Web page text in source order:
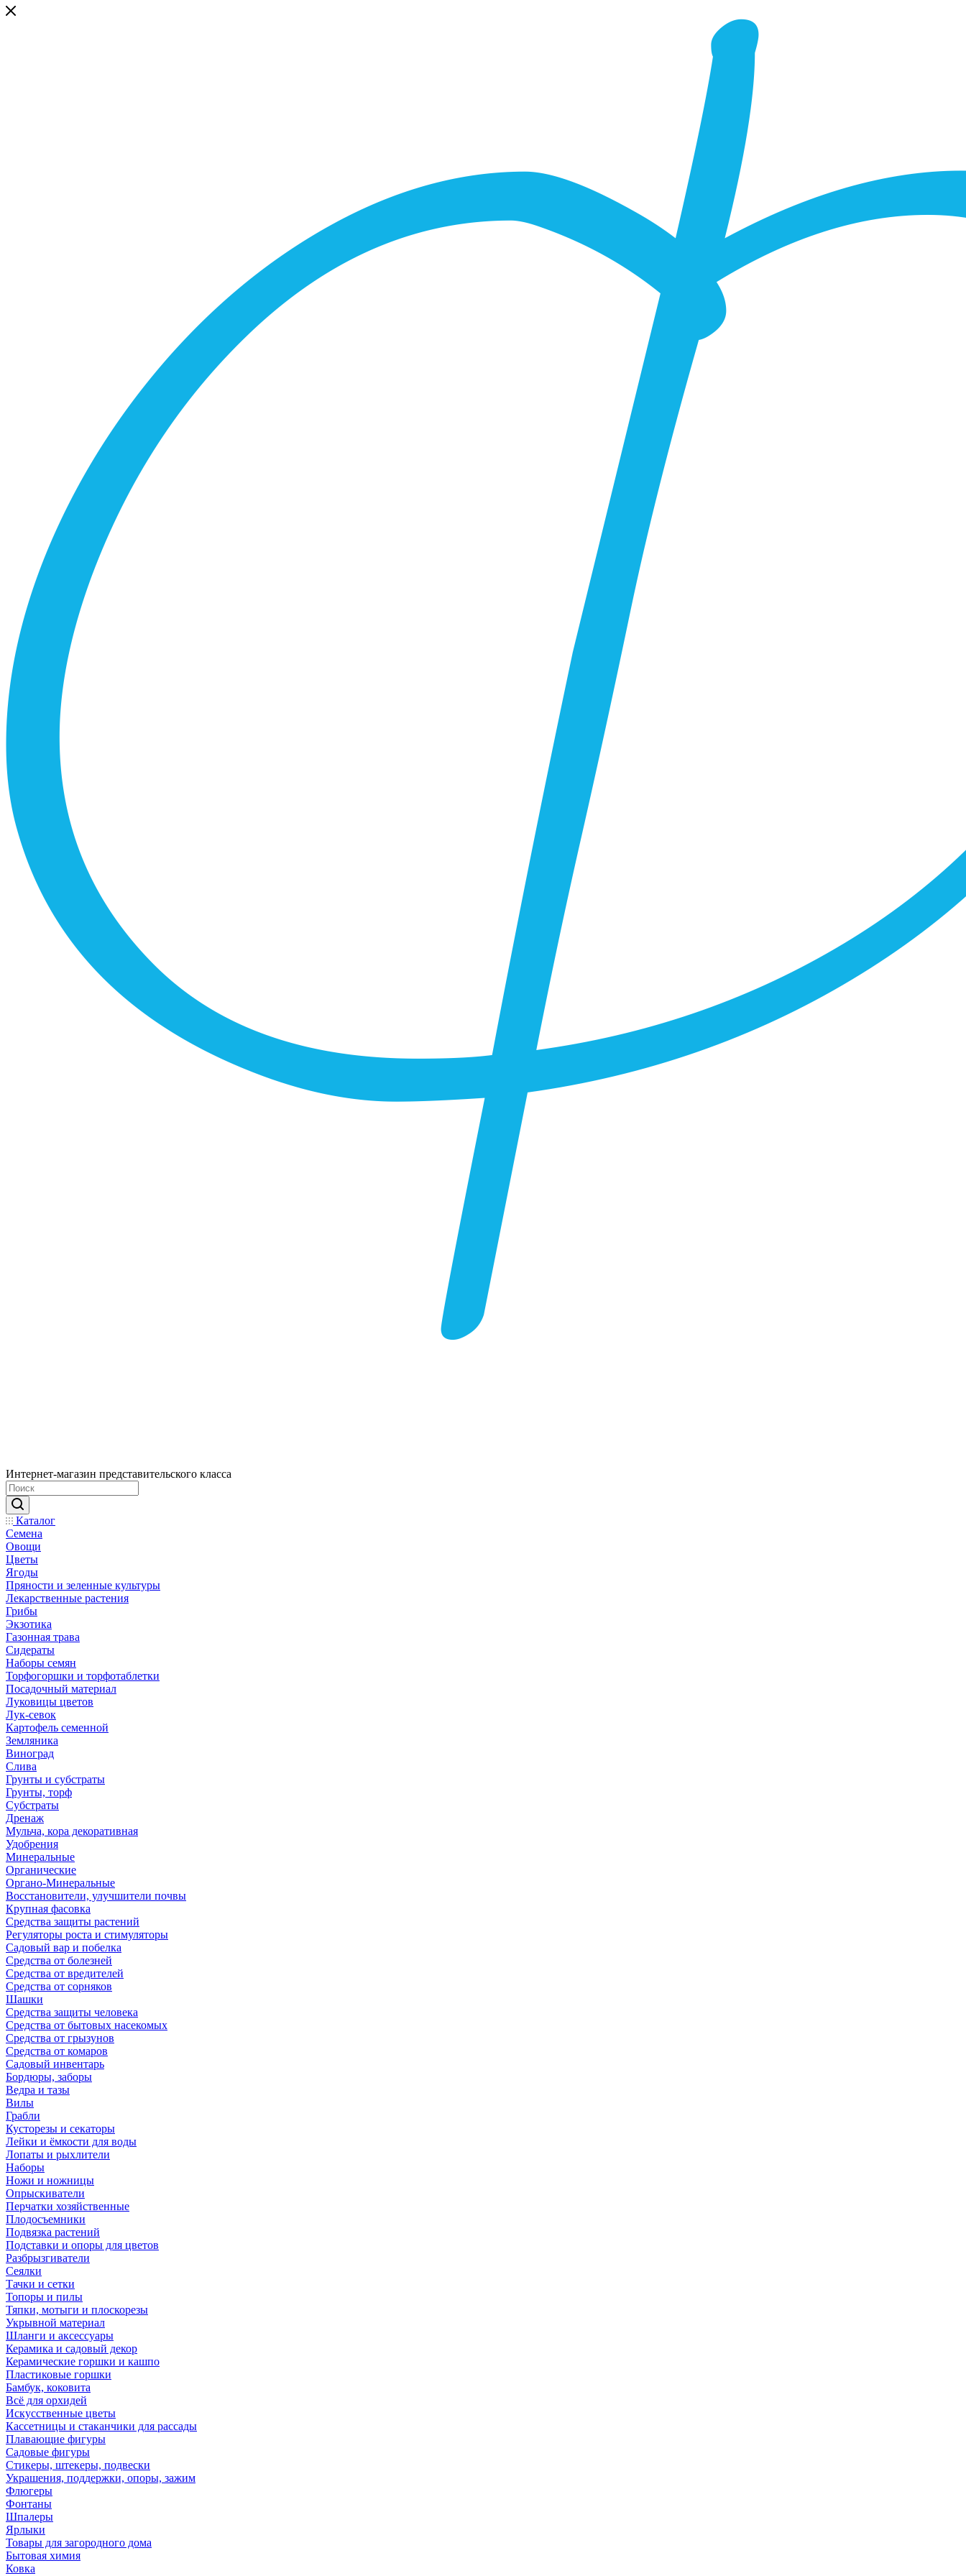
Интернет-магазин представительского класса
Каталог
Семена
Овощи
Цветы
Ягоды
Пряности и зеленные культуры
Лекарственные растения
Грибы
Экзотика
Газонная трава
Сидераты
Наборы семян
Торфогоршки и торфотаблетки
Посадочный материал
Луковицы цветов
Лук-севок
Картофель семенной
Земляника
Виноград
Слива
Грунты и субстраты
Грунты, торф
Субстраты
Дренаж
Мульча, кора декоративная
Удобрения
Минеральные
Органические
Органо-Минеральные
Восстановители, улучшители почвы
Крупная фасовка
Средства защиты растений
Регуляторы роста и стимуляторы
Садовый вар и побелка
Средства от болезней
Средства от вредителей
Средства от сорняков
Шашки
Средства защиты человека
Средства от бытовых насекомых
Средства от грызунов
Средства от комаров
Садовый инвентарь
Бордюры, заборы
Ведра и тазы
Вилы
Грабли
Кусторезы и секаторы
Лейки и ёмкости для воды
Лопаты и рыхлители
Наборы
Ножи и ножницы
Опрыскиватели
Перчатки хозяйственные
Плодосъемники
Подвязка растений
Подставки и опоры для цветов
Разбрызгиватели
Сеялки
Тачки и сетки
Топоры и пилы
Тяпки, мотыги и плоскорезы
Укрывной материал
Шланги и аксессуары
Керамика и садовый декор
Керамические горшки и кашпо
Пластиковые горшки
Бамбук, коковита
Всё для орхидей
Искусственные цветы
Кассетницы и стаканчики для рассады
Плавающие фигуры
Садовые фигуры
Стикеры, штекеры, подвески
Украшения, поддержки, опоры, зажим
Флюгеры
Фонтаны
Шпалеры
Ярлыки
Товары для загородного дома
Бытовая химия
Ковка